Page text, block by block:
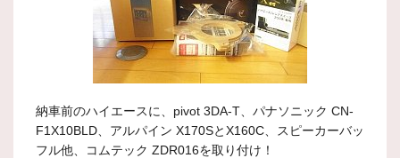
納車前のハイエースに、pivot 3DA-T、パナソニック CN-
F1X10BLD、アルパイン X170SとX160C、スピーカーバッ
フル他、コムテック ZDR016を取り付け！